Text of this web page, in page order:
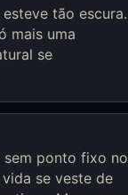
tão escura.
mais uma
se
sem ponto fixo no
se veste de